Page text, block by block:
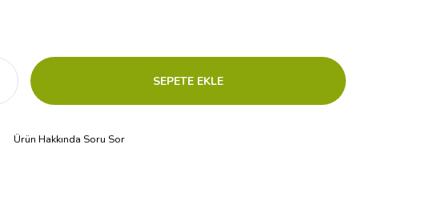
Ürün Hakkında Soru Sor